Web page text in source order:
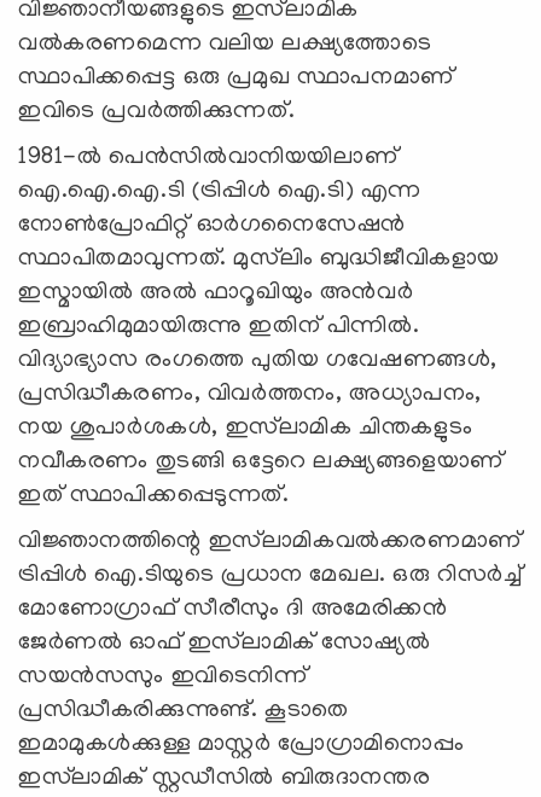
വിജ്ഞാനീയങ്ങളുടെ ഇസ്‍ലാമിക
വല്‍കരണമെന്ന വലിയ ലക്ഷ്യത്തോടെ
സ്ഥാപിക്കപ്പെട്ട ഒരു പ്രമുഖ സ്ഥാപനമാണ്
ഇവിടെ പ്രവര്‍ത്തിക്കുന്നത്.
1981-ൽ പെൻസിൽവാനിയയിലാണ്
ഐ.ഐ.ഐ.ടി (ട്രിപ്പിള്‍ ഐ.ടി) എന്ന
നോണ്‍പ്രോഫിറ്റ് ഓര്‍ഗനൈസേഷന്‍
സ്ഥാപിതമാവുന്നത്. മുസ്‍ലിം ബുദ്ധിജീവികളായ
ഇസ്മായിൽ അൽ ഫാറൂഖിയും അൻവർ
ഇബ്രാഹിമുമായിരുന്നു ഇതിന് പിന്നില്‍.
വിദ്യാഭ്യാസ രംഗത്തെ പുതിയ ഗവേഷണങ്ങള്‍,
പ്രസിദ്ധീകരണം, വിവർത്തനം, അധ്യാപനം,
നയ ശുപാർശകൾ, ഇസ്‌ലാമിക ചിന്തകളുടം
നവീകരണം തുടങ്ങി ഒട്ടേറെ ലക്ഷ്യങ്ങളെയാണ്
ഇത് സ്ഥാപിക്കപ്പെടുന്നത്.
വിജ്ഞാനത്തിന്റെ ഇസ്‍ലാമികവൽക്കരണമാണ്
ട്രിപ്പിള്‍ ഐ.ടിയുടെ പ്രധാന മേഖല. ഒരു റിസർച്ച്
മോണോഗ്രാഫ് സീരീസും ദി അമേരിക്കൻ
ജേർണൽ ഓഫ് ഇസ്‍ലാമിക് സോഷ്യൽ
സയൻസസും ഇവിടെനിന്ന്
പ്രസിദ്ധീകരിക്കുന്നുണ്ട്. കൂടാതെ
ഇമാമുകൾക്കുള്ള മാസ്റ്റർ പ്രോഗ്രാമിനൊപ്പം
ഇസ്‍ലാമിക് സ്റ്റഡീസിൽ ബിരുദാനന്തര